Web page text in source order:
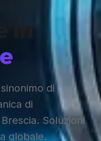
in
di
di
Soluzioni
globale.